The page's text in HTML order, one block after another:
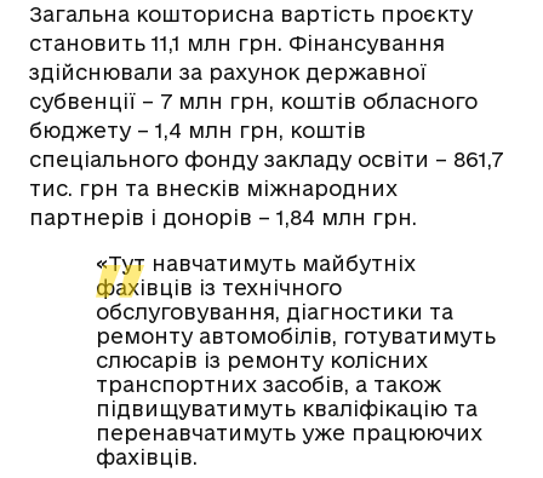
Загальна кошторисна вартість проєкту
становить 11,1 млн грн. Фінансування
здійснювали за рахунок державної
субвенції – 7 млн грн, коштів обласного
бюджету – 1,4 млн грн, коштів
спеціального фонду закладу освіти – 861,7
тис. грн та внесків міжнародних
партнерів і донорів – 1,84 млн грн.
«Тут навчатимуть майбутніх
фахівців із технічного
обслуговування, діагностики та
ремонту автомобілів, готуватимуть
слюсарів із ремонту колісних
транспортних засобів, а також
підвищуватимуть кваліфікацію та
перенавчатимуть уже працюючих
фахівців.